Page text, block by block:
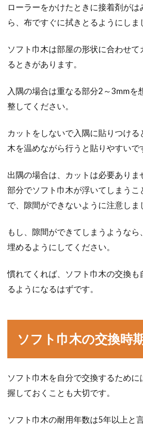
ローラーをかけたときに接着剤がは
ら、布ですぐに拭きとるようにしま
ソフト巾木は部屋の形状に合わせて
るときがあります。
入隅の場合は重なる部分2～3mmを
整してください。
カットをしないで入隅に貼りつける
木を温めながら行うと貼りやすいで
出隅の場合は、カットは必要ありま
部分でソフト巾木が浮いてしまうこ
で、隙間ができないように注意しま
もし、隙間ができてしまうようなら
埋めるようにしてください。
慣れてくれば、ソフト巾木の交換も
るようになるはずです。
ソフト巾木の交換時
ソフト巾木を自分で交換するため
握しておくことも大切です。
ソフト巾木の耐用年数は5年以上と